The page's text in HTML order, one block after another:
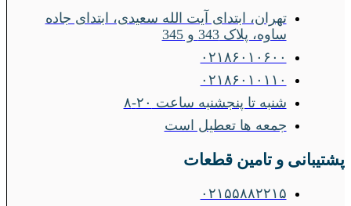
تهران، ابتدای آیت الله سعیدی، ابتدای جاده
ساوه، پلاک 343 و 345
۰۲۱۸۶۰۱۰۶۰۰
۰۲۱۸۶۰۱۰۱۱۰
شنبه تا پنجشنبه ساعت ۲۰-۸
جمعه ها تعطیل است
پشتیبانی و تامین قطعات
۰۲۱۵۵۸۸۲۲۱۵